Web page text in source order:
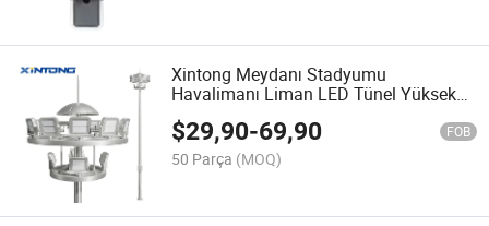
Xintong Meydanı Stadyumu
Havalimanı Liman LED Tünel Yüksek
Direk Aydınlatma Sel Aydınlatması
$29,90-69,90 FOB
50 Parça (MOQ)